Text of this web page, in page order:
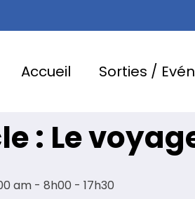
Accueil Sorties /
: Le
am - 8h00 - 17h30